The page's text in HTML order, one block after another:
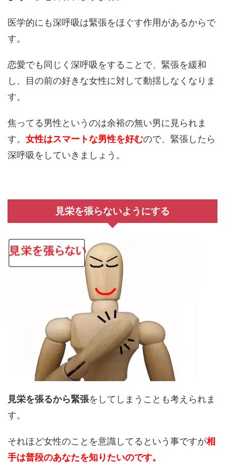
医学的にも深呼吸は緊張をほぐす作用があるからで
す。
恋愛でも同じく深呼吸をすることで、緊張を緩和
し、目の前の好きな女性に対して動揺しなくなりま
す。
焦ってる男性というのは余裕の無い男に見られま
す。 女性はスマートな男性を好むので、緊張したら
深呼吸をしていきましょう。
見栄を張らないようにする
見栄を張るから緊張をしてしまうことも考えられま
す。
それほど女性のことを意識してるという事ですが相
手は普段のあなたを知りたいのです。